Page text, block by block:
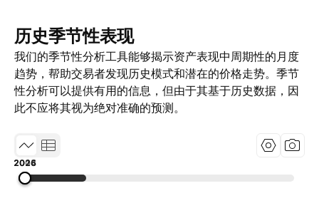
历史季节性表现
我们的季节性分析工具能够揭示资产表现中周期性的月度
趋势，帮助交易者发现历史模式和潜在的价格走势。季节
性分析可以提供有用的信息，但由于其基于历史数据，因
此不应将其视为绝对准确的预测。
2004
2015
2026